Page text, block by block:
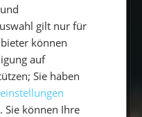
Influencerin und
unserem Blog
fundierte
Segelwissen
auf dem Wasser.
gilt nur für
können
auf
Sie haben
Sie können Ihre